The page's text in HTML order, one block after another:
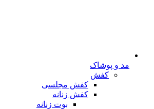
مد و پوشاک
کفش
کفش مجلسی
کفش زنانه
بوت زنانه